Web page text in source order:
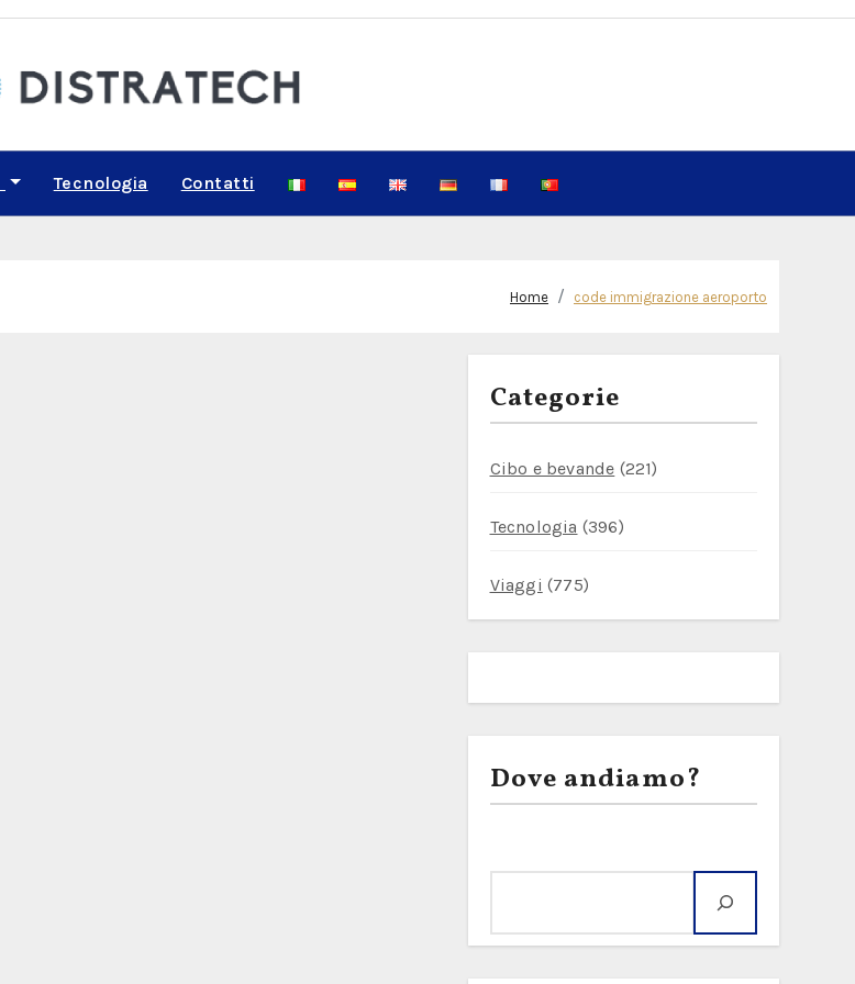
Tecnologia Contatti
Home code immigrazione aeroporto
Categorie
Cibo e bevande (221)
Tecnologia (396)
Viaggi (775)
Dove andiamo?